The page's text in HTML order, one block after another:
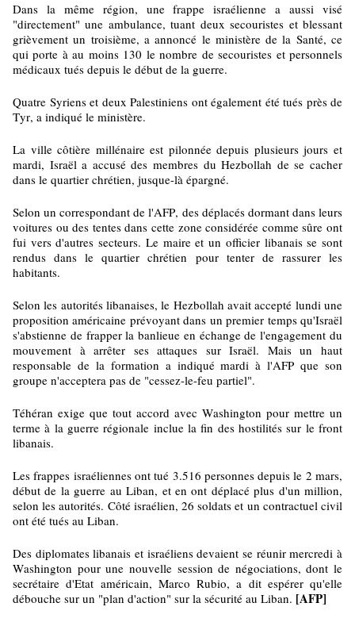
Dans la même région, une frappe israélienne a aussi visé
"directement" une ambulance, tuant deux secouristes et blessant
grièvement un troisième, a annoncé le ministère de la Santé, ce
qui porte à au moins 130 le nombre de secouristes et personnels
médicaux tués depuis le début de la guerre.
Quatre Syriens et deux Palestiniens ont également été tués près de
Tyr, a indiqué le ministère.
La ville côtière millénaire est pilonnée depuis plusieurs jours et
mardi, Israël a accusé des membres du Hezbollah de se cacher
dans le quartier chrétien, jusque-là épargné.
Selon un correspondant de l'AFP, des déplacés dormant dans leurs
voitures ou des tentes dans cette zone considérée comme sûre ont
fui vers d'autres secteurs. Le maire et un officier libanais se sont
rendus dans le quartier chrétien pour tenter de rassurer les
habitants.
Selon les autorités libanaises, le Hezbollah avait accepté lundi une
proposition américaine prévoyant dans un premier temps qu'Israël
s'abstienne de frapper la banlieue en échange de l'engagement du
mouvement à arrêter ses attaques sur Israël. Mais un haut
responsable de la formation a indiqué mardi à l'AFP que son
groupe n'acceptera pas de "cessez-le-feu partiel".
Téhéran exige que tout accord avec Washington pour mettre un
terme à la guerre régionale inclue la fin des hostilités sur le front
libanais.
Les frappes israéliennes ont tué 3.516 personnes depuis le 2 mars,
début de la guerre au Liban, et en ont déplacé plus d'un million,
selon les autorités. Côté israélien, 26 soldats et un contractuel civil
ont été tués au Liban.
Des diplomates libanais et israéliens devaient se réunir mercredi à
Washington pour une nouvelle session de négociations, dont le
secrétaire d'Etat américain, Marco Rubio, a dit espérer qu'elle
débouche sur un "plan d'action" sur la sécurité au Liban. [AFP]